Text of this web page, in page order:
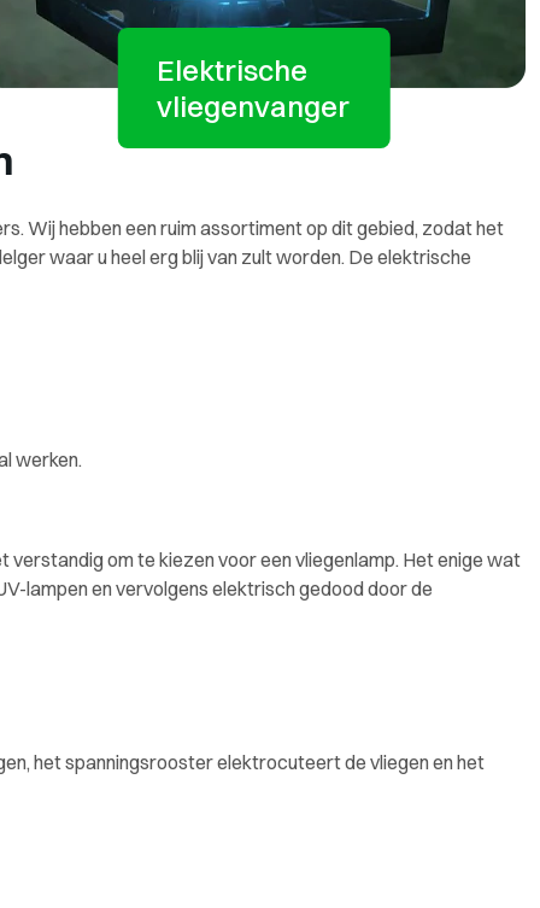
Elektrische
vliegenvanger
Wij hebben een ruim assortiment op dit gebied, zodat het
waar u heel erg blij van zult worden. De elektrische
werken.
verstandig om te kiezen voor een vliegenlamp. Het enige wat
lampen en vervolgens elektrisch gedood door de
het spanningsrooster elektrocuteert de vliegen en het